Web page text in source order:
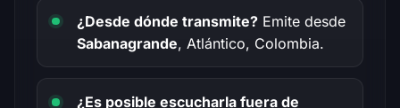
¿Desde dónde transmite? Emite desde
Sabanagrande, Atlántico, Colombia.
¿Es posible escucharla fuera de